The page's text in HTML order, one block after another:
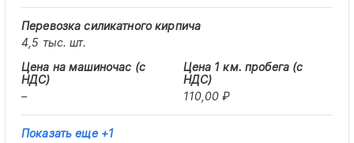
4,5 тыс. шт.
– 110,00 ₽
Показать еще +1